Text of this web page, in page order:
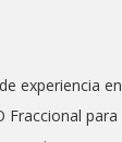
experiencia en
Fraccional para